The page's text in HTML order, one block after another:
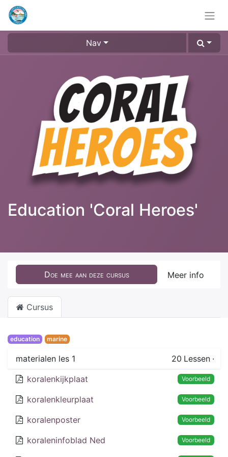
Nav
Education 'Coral Heroes'
Doe mee aan deze cursus Meer info
Cursus
education marine
materialen les 1 20 Lessen ·
koralenkijkplaat
Voorbeeld
koralenkleurplaat Voorbeeld
koralenposter Voorbeeld
koraleninfoblad Ned Voorbeeld